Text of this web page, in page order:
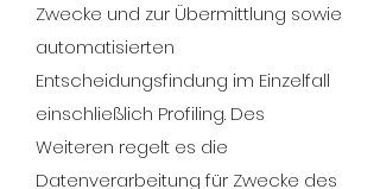
Zwecke und zur Übermittlung sowie
automatisierten
Entscheidungsfindung im Einzelfall
einschließlich Profiling. Des
Weiteren regelt es die
Datenverarbeitung für Zwecke des